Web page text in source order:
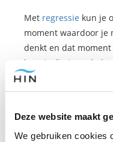
Deze website maakt
We gebruiken cookies
Met regressie kun je
moment waardoor je
denkt en dat
kennis die je nu hebt,
het verleden en weer
leven en minder te
niet leuk waren, of